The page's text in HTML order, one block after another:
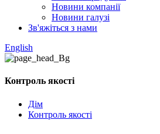
Новини компанії
Новини галузі
Зв'яжіться з нами
English
Контроль якості
Дім
Контроль якості